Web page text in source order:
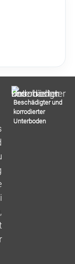
Beschädigter und
korrodierter
Unterboden